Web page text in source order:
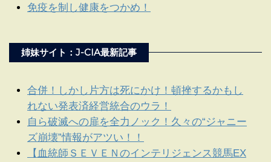
免疫を制し健康をつかめ！
姉妹サイト：J-CIA最新記事
合併！しかし片方は死にかけ！頓挫するかもし
れない発表済経営統合のウラ！
自ら破滅への扉を全力ノック！久々の“ジャニー
ズ崩壊”情報がアツい！！
【血統師ＳＥＶＥＮのインテリジェンス競馬EX